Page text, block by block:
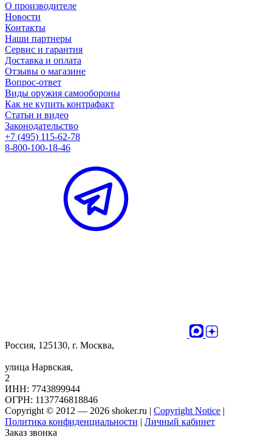
О производителе
Новости
Контакты
Наши партнеры
Сервис и гарантия
Доставка и оплата
Отзывы о магазине
Вопрос-ответ
Виды оружия самообороны
Как не купить контрафакт
Статьи и видео
Законодательство
+7 (495) 115-62-78
8-800-100-18-46
Россия, 125130, г. Москва,
улица Нарвская,
2
ИНН: 7743899944
ОГРН: 1137746818846
Copyright © 2012 — 2026 shoker.ru | Copyright Notice |
Политика конфиденциальности | Личный кабинет
Заказ звонка